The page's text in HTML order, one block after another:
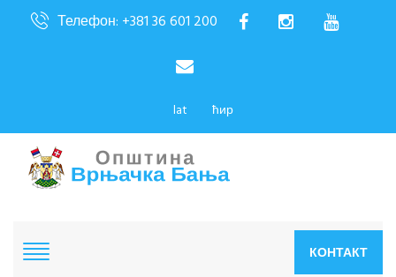
Телефон: +381 36 601 200
lat ћир
КОНТАКТ